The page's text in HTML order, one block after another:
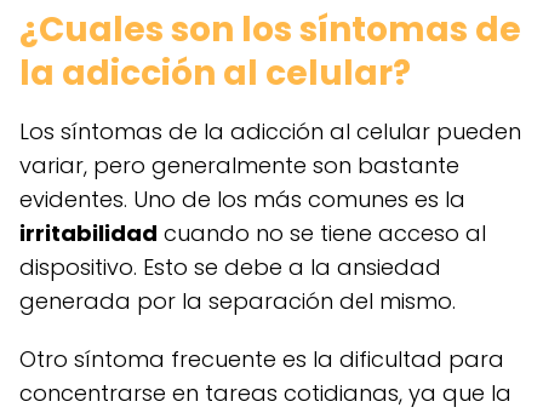
¿Cuales son los síntomas de
la adicción al celular?
Los síntomas de la adicción al celular pueden
variar, pero generalmente son bastante
evidentes. Uno de los más comunes es la
irritabilidad cuando no se tiene acceso al
dispositivo. Esto se debe a la ansiedad
generada por la separación del mismo.
Otro síntoma frecuente es la dificultad para
concentrarse en tareas cotidianas, ya que la